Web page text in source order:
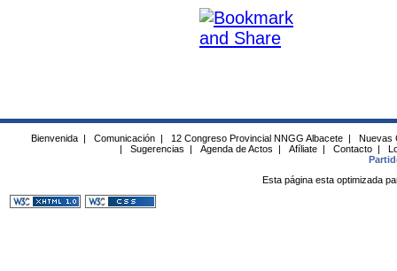
Bienvenida | Comunicación | 12 Congreso Provincial NNGG Albacete |
Nuevas
|
Sugerencias | Agenda de Actos | Afíliate | Contacto |
Esta página esta optimizada